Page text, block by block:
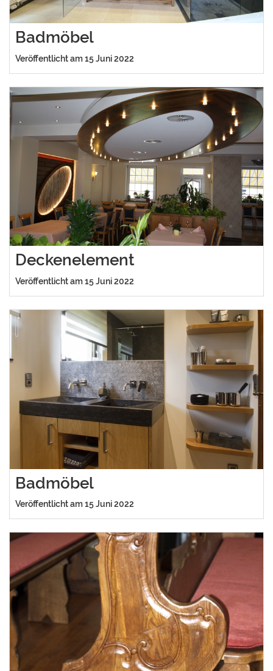
Badmöbel
Veröffentlicht am 15 Juni 2022
Deckenelement
Veröffentlicht am 15 Juni 2022
Badmöbel
Veröffentlicht am 15 Juni 2022